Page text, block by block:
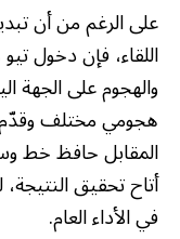
على الرغم من أن
اللقاء، فإن دخول تيو
والهجوم على الجهة
هجومي مختلف وقدّم
المقابل حافظ خط
أتاح تحقيق
في الأداء العام.